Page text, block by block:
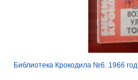
Библиотека Крокодила №6. 1966 год